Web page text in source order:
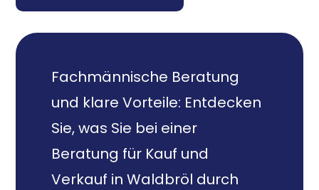
Fachmännische Beratung
und klare Vorteile: Entdecken
Sie, was Sie bei einer
Beratung für Kauf und
Verkauf in Waldbröl durch